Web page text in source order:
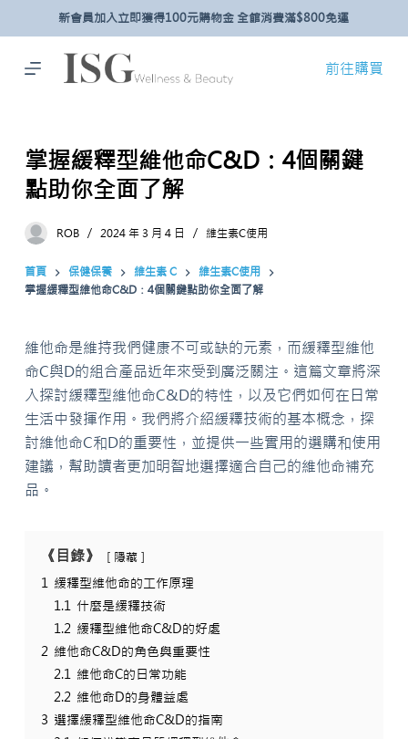
主
新會員加入立即獲得100元購物金 全館消費滿$800免運
前往購買
掌握緩釋型維他命C&D：4個關鍵
點助你全面了解
ROB 2024 年 3 月 4 日 維生素C使用
首頁 保健保養 維生素 C
維生素C使用
掌握緩釋型維他命C&D：4個關鍵點助你全面了解
維他命是維持我們健康不可或缺的元素，而緩釋型維他
命C與D的組合產品近年來受到廣泛關注。這篇文章將深
入探討緩釋型維他命C&D的特性，以及它們如何在日常
生活中發揮作用。我們將介紹緩釋技術的基本概念，探
討維他命C和D的重要性，並提供一些實用的選購和使用
建議，幫助讀者更加明智地選擇適合自己的維他命補充
品。
《目錄》 隱藏
1 緩釋型維他命的工作原理
1.1 什麼是緩釋技術
1.2 緩釋型維他命C&D的好處
2 維他命C&D的角色與重要性
2.1 維他命C的日常功能
2.2 維他命D的身體益處
3 選擇緩釋型維他命C&D的指南